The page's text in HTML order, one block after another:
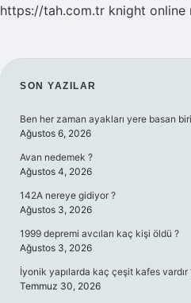
https://tah.com.tr knight online
SIDEBAR
SON YAZILAR
Ben her zaman ayakları yere basan
Ağustos 6, 2026
Avan nedemek ?
Ağustos 4, 2026
142A nereye gidiyor ?
Ağustos 3, 2026
1999 depremi avcıları kaç kişi öldü ?
Ağustos 3, 2026
İyonik yapılarda kaç çeşit kafes vardır
Temmuz 30, 2026